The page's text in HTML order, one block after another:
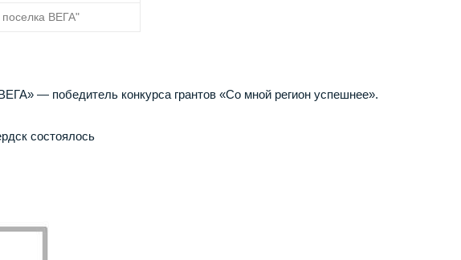
ВЕГА"
— победитель конкурса грантов «Со мной регион успешнее».
состоялось